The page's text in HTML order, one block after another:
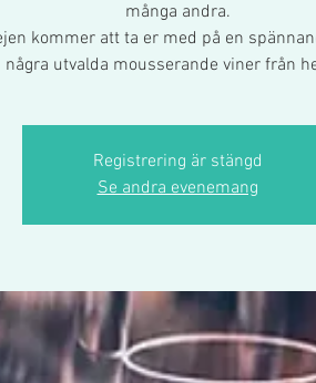
många andra.
kommer att ta er med på en
Registrering är stängd
Se andra evenemang